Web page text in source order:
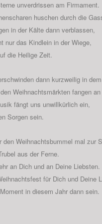
unverdrissen am Firmament.
huschen durch die
in der Kälte dann verblassen,
nur das Kindlein in der Wiege,
die Heilige Zeit.
dann kurzweilig in
Weihnachtsmärkten fangen
fängt uns unwillkürlich ein,
Sorgen sein.
den Weihnachtsbummel mal zur
aus der Ferne.
an Dich und an Deine Liebsten.
für Dich und Deine
in diesem Jahr dann sein.